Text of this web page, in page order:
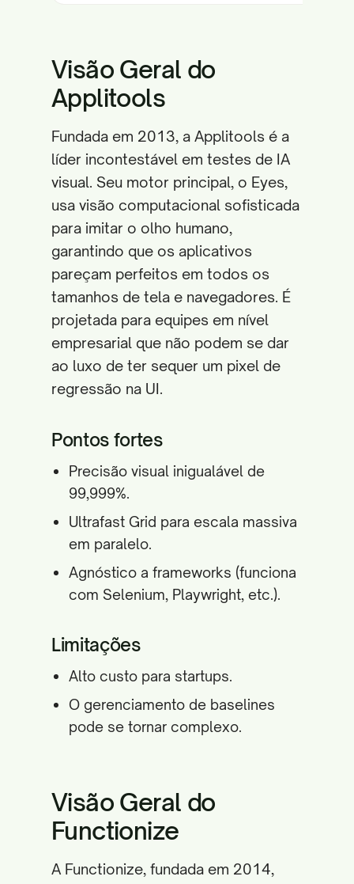
Visão Geral do
Applitools
Fundada em 2013, a Applitools é a
líder incontestável em testes de IA
visual. Seu motor principal, o Eyes,
usa visão computacional sofisticada
para imitar o olho humano,
garantindo que os aplicativos
pareçam perfeitos em todos os
tamanhos de tela e navegadores. É
projetada para equipes em nível
empresarial que não podem se dar
ao luxo de ter sequer um pixel de
regressão na UI.
Pontos fortes
Precisão visual inigualável de
99,999%.
Ultrafast Grid para escala massiva
em paralelo.
Agnóstico a frameworks (funciona
com Selenium, Playwright, etc.).
Limitações
Alto custo para startups.
O gerenciamento de baselines
pode se tornar complexo.
Visão Geral do
Functionize
A Functionize, fundada em 2014,